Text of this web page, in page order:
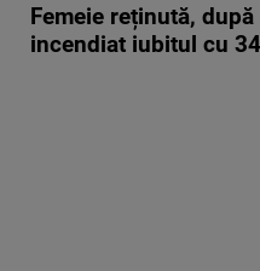
Femeie reținută,
incendiat iubitul cu